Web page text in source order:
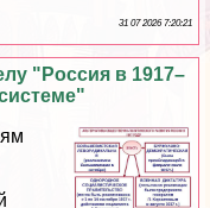
31 07 2026 7:20:21
"Россия в 1917–